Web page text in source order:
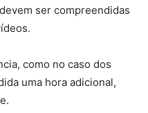
ser compreendidas
como no caso dos
uma hora adicional,